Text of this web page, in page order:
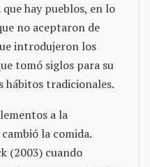
hay pueblos, en lo
no aceptaron de
introdujeron los
tomó siglos para su
hábitos tradicionales.
a la
la comida.
(2003) cuando